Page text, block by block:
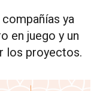
ya
en juego y un
los proyectos.